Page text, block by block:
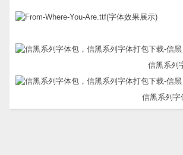
信黑系列
信黑系列字